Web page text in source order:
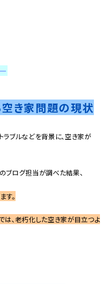
空き家問題の現状
ブルなどを背景に、空き家が
ブログ担当が調べた結果、
す。
は、老朽化した空き家が目立つよ